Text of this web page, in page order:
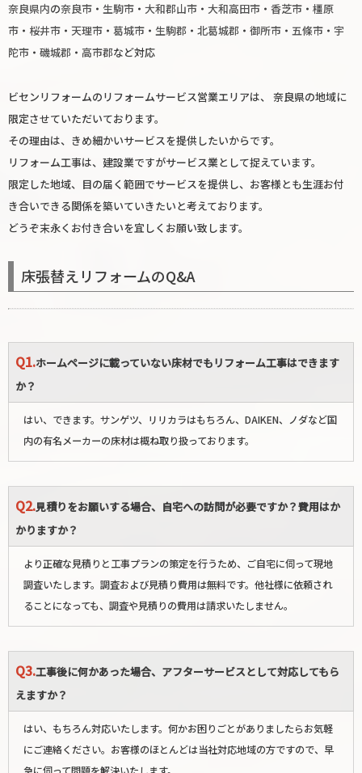
奈良県内の奈良市 ・ 生駒市 ・ 大和郡山市 ・ 大和高田市 ・ 香芝市 ・ 橿原
市 ・ 桜井市 ・ 天理市 ・ 葛城市 ・ 生駒郡 ・ 北葛城郡 ・ 御所市 ・ 五條市 ・ 宇
陀市 ・ 磯城郡 ・ 高市郡など対応
ビセンリフォームのリフォームサービス営業エリアは、 奈良県の地域に
限定させていただいております。
その理由は、きめ細かいサービスを提供したいからです。
リフォーム工事は、建設業ですがサービス業として捉えています。
限定した地域、目の届く範囲でサービスを提供し、お客様とも生涯お付
き合いできる関係を築いていきたいと考えております。
どうぞ末永くお付き合いを宜しくお願い致します。
床張替えリフォームのQ&A
Q1.ホームページに載っていない床材でもリフォーム工事はできます
か？
はい、できます。サンゲツ、リリカラはもちろん、DAIKEN、ノダなど国
内の有名メーカーの床材は概ね取り扱っております。
Q2.見積りをお願いする場合、自宅への訪問が必要ですか？費用はか
かりますか？
より正確な見積りと工事プランの策定を行うため、ご自宅に伺って現地
調査いたします。調査および見積り費用は無料です。他社様に依頼され
ることになっても、調査や見積りの費用は請求いたしません。
Q3.工事後に何かあった場合、アフターサービスとして対応してもら
えますか？
はい、もちろん対応いたします。何かお困りごとがありましたらお気軽
にご連絡ください。お客様のほとんどは当社対応地域の方ですので、早